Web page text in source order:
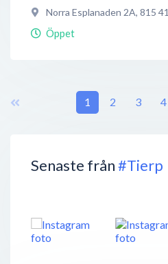
Senaste från#Tierp
Norra Esplanaden 2A, 815 41
Öppet
1 2 3 4